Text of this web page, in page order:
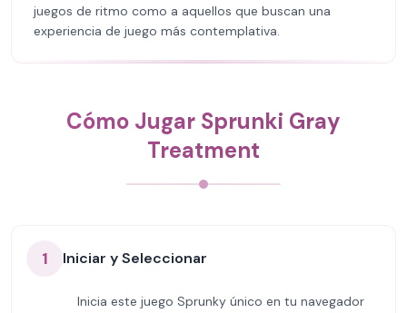
juegos de ritmo como a aquellos que buscan una
experiencia de juego más contemplativa.
Cómo Jugar Sprunki Gray
Treatment
1 Iniciar y Seleccionar
Inicia este juego Sprunky único en tu navegador